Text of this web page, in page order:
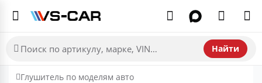
Найти
Глушитель по моделям авто